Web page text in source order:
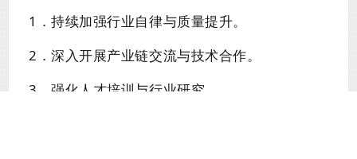
1．持续加强行业自律与质量提升。
2．深入开展产业链交流与技术合作。
3．强化人才培训与行业研究。